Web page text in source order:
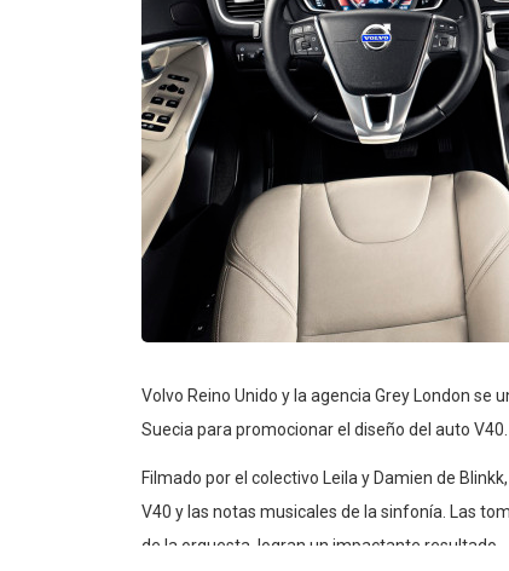
Volvo Reino Unido y la agencia Grey London
Suecia para promocionar el diseño del auto V40.
Filmado por el colectivo Leila y Damien de
V40 y las notas musicales de la sinfonía. Las
de la orquesta, logran un impactante resultado.